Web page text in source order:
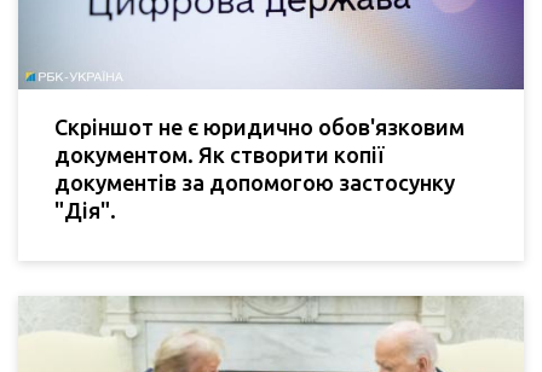
Скріншот не є юридично обов'язковим
документом. Як створити копії
документів за допомогою застосунку
"Дія".